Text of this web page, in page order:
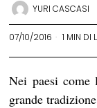
YURI CASCASI
07/10/2016 1 MIN DI
Nei paesi come
grande